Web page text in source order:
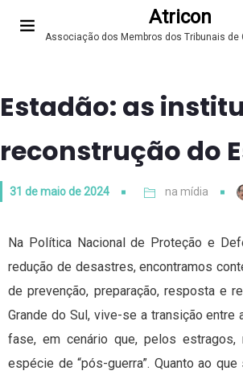
Atricon
Associação dos Membros dos Tribunais de
Estadão: as
reconstrução do
31 de maio de 2024 na mídia
Na Política Nacional de Proteção e
redução de desastres, encontramos
de prevenção, preparação, resposta e
Grande do Sul, vive-se a transição entre
fase, em cenário que, pelos estragos,
espécie de “pós-guerra”. Quanto ao